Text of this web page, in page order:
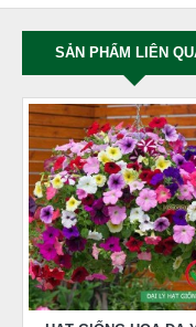
SẢN PHẨM LIÊN